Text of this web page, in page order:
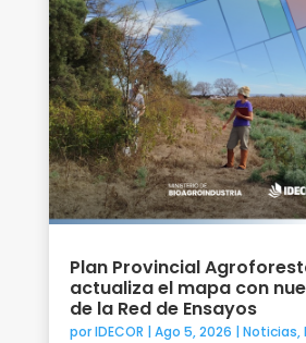
Plan Provincial
actualiza el mapa con
de la Red de Ensayos
porIDECOR Ago 5, 2026 Noticias,